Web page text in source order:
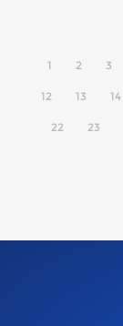
1 2 3
12 13 14
22 23